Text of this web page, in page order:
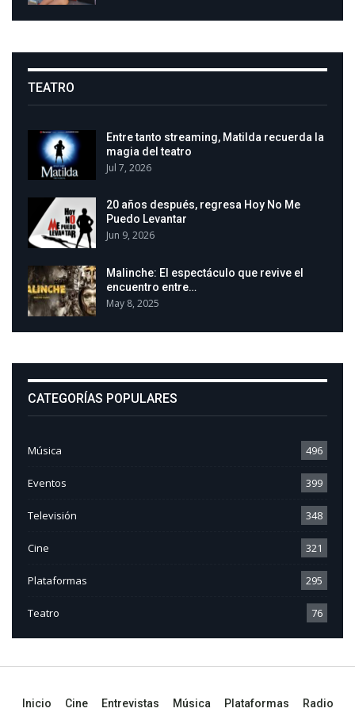
TEATRO
Entre tanto streaming, Matilda recuerda la
magia del teatro
Jul 7, 2026
20 años después, regresa Hoy No Me
Puedo Levantar
Jun 9, 2026
Malinche: El espectáculo que revive el
encuentro entre…
May 8, 2025
CATEGORÍAS POPULARES
Música 496
Eventos 399
Televisión 348
Cine 321
Plataformas 295
Teatro 76
Inicio Cine Entrevistas Música Plataformas Radio